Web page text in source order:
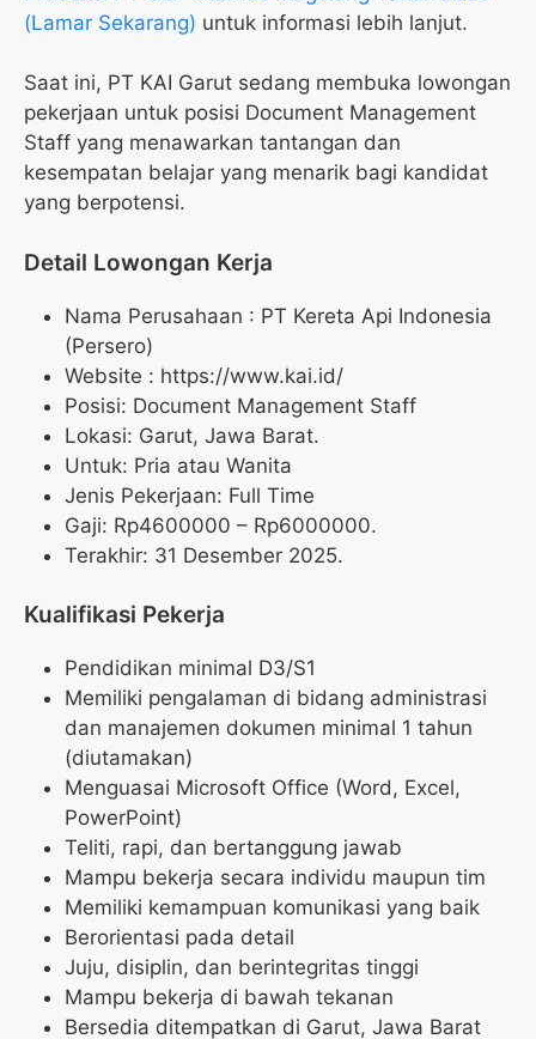
(Lamar Sekarang) untuk informasi lebih lanjut.
Saat ini, PT KAI Garut sedang membuka lowongan
pekerjaan untuk posisi Document Management
Staff yang menawarkan tantangan dan
kesempatan belajar yang menarik bagi kandidat
yang berpotensi.
Detail Lowongan Kerja
Nama Perusahaan : PT Kereta Api Indonesia
(Persero)
Website : https://www.kai.id/
Posisi: Document Management Staff
Lokasi: Garut, Jawa Barat.
Untuk: Pria atau Wanita
Jenis Pekerjaan: Full Time
Gaji: Rp4600000 – Rp6000000.
Terakhir: 31 Desember 2025.
Kualifikasi Pekerja
Pendidikan minimal D3/S1
Memiliki pengalaman di bidang administrasi
dan manajemen dokumen minimal 1 tahun
(diutamakan)
Menguasai Microsoft Office (Word, Excel,
PowerPoint)
Teliti, rapi, dan bertanggung jawab
Mampu bekerja secara individu maupun tim
Memiliki kemampuan komunikasi yang baik
Berorientasi pada detail
Juju, disiplin, dan berintegritas tinggi
Mampu bekerja di bawah tekanan
Bersedia ditempatkan di Garut, Jawa Barat